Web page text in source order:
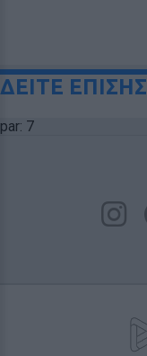
ΔΕΙΤΕ ΕΠΙΣΗΣ
par: 7